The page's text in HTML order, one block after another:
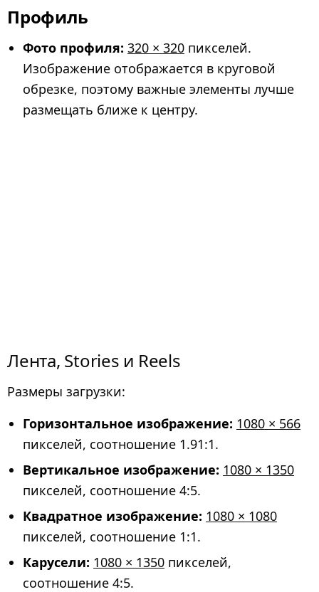
Профиль
Фото профиля: 320 × 320 пикселей.
Изображение отображается в круговой
обрезке, поэтому важные элементы лучше
размещать ближе к центру.
Лента, Stories и Reels
Размеры загрузки:
Горизонтальное изображение: 1080 × 566
пикселей, соотношение 1.91:1.
Вертикальное изображение: 1080 × 1350
пикселей, соотношение 4:5.
Квадратное изображение: 1080 × 1080
пикселей, соотношение 1:1.
Карусели: 1080 × 1350 пикселей,
соотношение 4:5.